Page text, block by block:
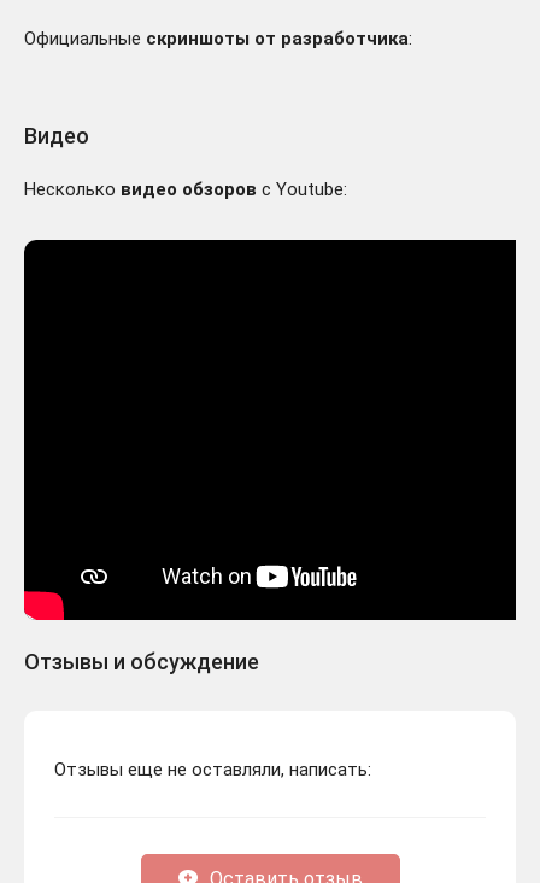
Официальные скриншоты от разработчика:
Видео
Несколько видео обзоров с Youtube:
Отзывы и обсуждение
Отзывы еще не оставляли, написать: